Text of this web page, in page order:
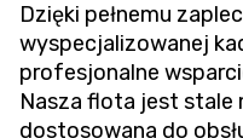
Dzięki pełnemu
wyspecjalizowanej
profesjonalne
Nasza flota jest stale
dostosowana do